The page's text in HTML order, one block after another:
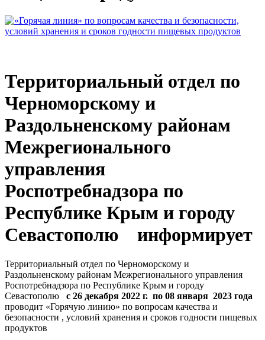
Территориальный отдел по
Черноморскому и
Раздольненскому районам
Межрегионального
управления
Роспотребнадзора по
Республике Крым и городу
Севастополю информирует
Территориальный отдел по Черноморскому и
Раздольненскому районам Межрегионального управления
Роспотребнадзора по Республике Крым и городу
Севастополю с 26 декабря 2022 г. по 08 января 2023 года
проводит «Горячую линию» по вопросам качества и
безопасности , условий хранения и сроков годности пищевых
продуктов